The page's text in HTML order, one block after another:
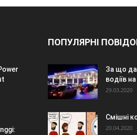
ПОПУЛЯРНІ
За що
водіїв
29.03.2020
Смішні
20.04.2020